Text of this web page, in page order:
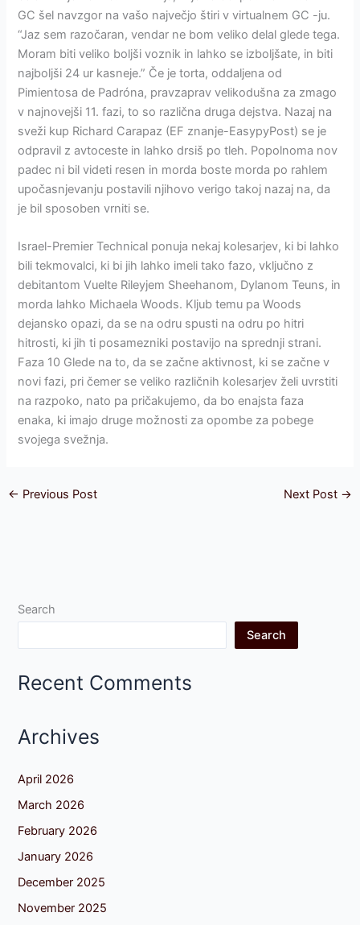
GC šel navzgor na vašo največjo štiri v virtualnem GC -ju.
“Jaz sem razočaran, vendar ne bom veliko delal glede tega.
Moram biti veliko boljši voznik in lahko se izboljšate, in biti
najboljši 24 ur kasneje.” Če je torta, oddaljena od
Pimientosa de Padróna, pravzaprav velikodušna za zmago
v najnovejši 11. fazi, to so različna druga dejstva. Nazaj na
sveži kup Richard Carapaz (EF znanje-EasypyPost) se je
odpravil z avtoceste in lahko drsiš po tleh. Popolnoma nov
padec ni bil videti resen in morda boste morda po rahlem
upočasnjevanju postavili njihovo verigo takoj nazaj na, da
je bil sposoben vrniti se.
Israel-Premier Technical ponuja nekaj kolesarjev, ki bi lahko
bili tekmovalci, ki bi jih lahko imeli tako fazo, vključno z
debitantom Vuelte Rileyjem Sheehanom, Dylanom Teuns, in
morda lahko Michaela Woods. Kljub temu pa Woods
dejansko opazi, da se na odru spusti na odru po hitri
hitrosti, ki jih ti posamezniki postavijo na sprednji strani.
Faza 10 Glede na to, da se začne aktivnost, ki se začne v
novi fazi, pri čemer se veliko različnih kolesarjev želi uvrstiti
na razpoko, nato pa pričakujemo, da bo enajsta faza
enaka, ki imajo druge možnosti za opombe za pobege
svojega svežnja.
← Previous Post Next Post →
Search
Search
Recent Comments
Archives
April 2026
March 2026
February 2026
January 2026
December 2025
November 2025